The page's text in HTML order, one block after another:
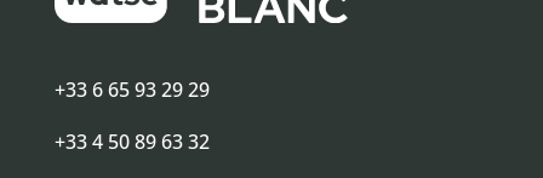
+33 6 65 93 29 29
+33 4 50 89 63 32